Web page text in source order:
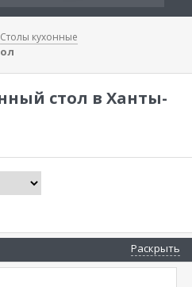
Столы кухонные
стол в Ханты-
Раскрыть